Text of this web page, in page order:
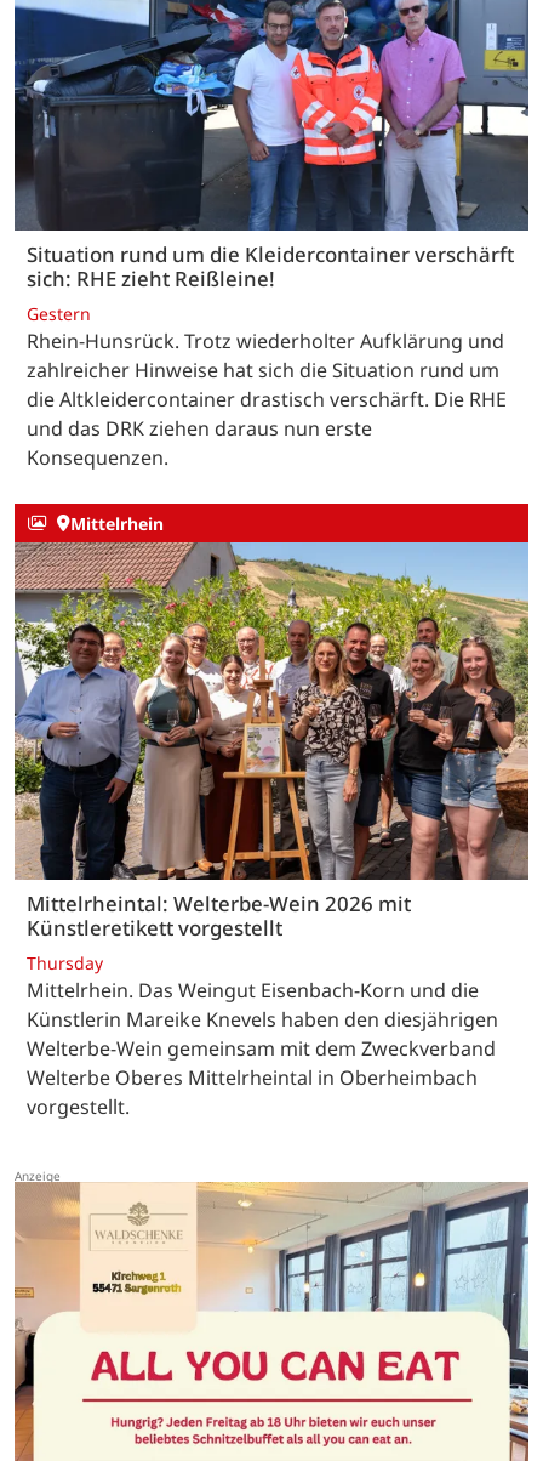
Situation rund um die Kleidercontainer verschärft
sich: RHE zieht Reißleine!
Gestern
Rhein-Hunsrück. Trotz wiederholter Aufklärung und
zahlreicher Hinweise hat sich die Situation rund um
die Altkleidercontainer drastisch verschärft. Die RHE
und das DRK ziehen daraus nun erste
Konsequenzen.
Mittelrhein
Mittelrheintal: Welterbe-Wein 2026 mit
Künstleretikett vorgestellt
Thursday
Mittelrhein. Das Weingut Eisenbach-Korn und die
Künstlerin Mareike Knevels haben den diesjährigen
Welterbe-Wein gemeinsam mit dem Zweckverband
Welterbe Oberes Mittelrheintal in Oberheimbach
vorgestellt.